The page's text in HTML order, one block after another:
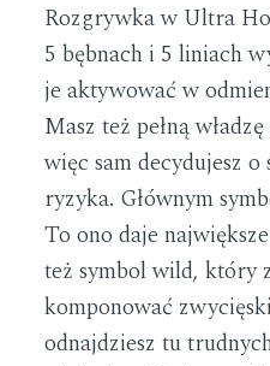
Rozgrywka w Ultra
5 bębnach i 5 liniach
je aktywować w
Masz też pełną
więc sam decydujesz
ryzyka. Głównym
To ono daje
też symbol wild, który
komponować
odnajdziesz tu